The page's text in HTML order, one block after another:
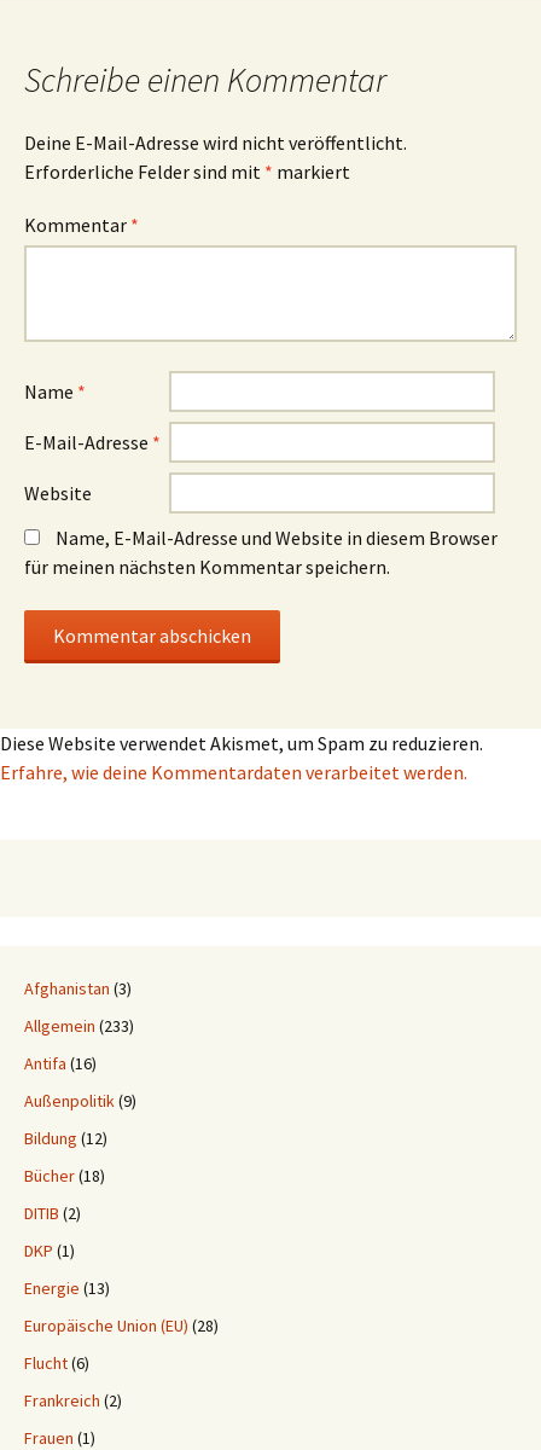
Schreibe einen Kommentar
Deine E-Mail-Adresse wird nicht veröffentlicht.
Erforderliche Felder sind mit * markiert
Kommentar *
Name *
E-Mail-Adresse *
Website
Name, E-Mail-Adresse und Website in diesem Browser
für meinen nächsten Kommentar speichern.
Diese Website verwendet Akismet, um Spam zu reduzieren.
Erfahre, wie deine Kommentardaten verarbeitet werden.
Afghanistan (3)
Allgemein (233)
Antifa (16)
Außenpolitik(9)
Bildung (12)
Bücher(18)
DITIB (2)
DKP (1)
Energie (13)
Europäische Union (EU) (28)
Flucht(6)
Frankreich (2)
Frauen (1)